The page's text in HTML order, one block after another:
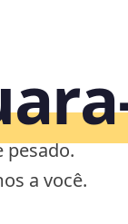
pesado.
a você.